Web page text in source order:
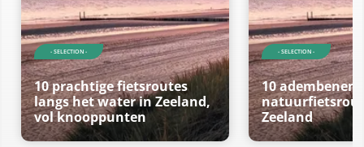
- SELECTION -
10 prachtige fietsroutes
langs het water in Zeeland,
vol knooppunten
- SELECTION -
10
Zeeland